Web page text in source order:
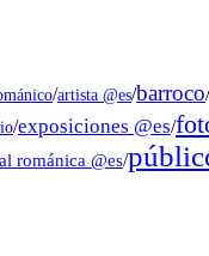
/artista @es/barroco/
/exposiciones @es/
románica @es/